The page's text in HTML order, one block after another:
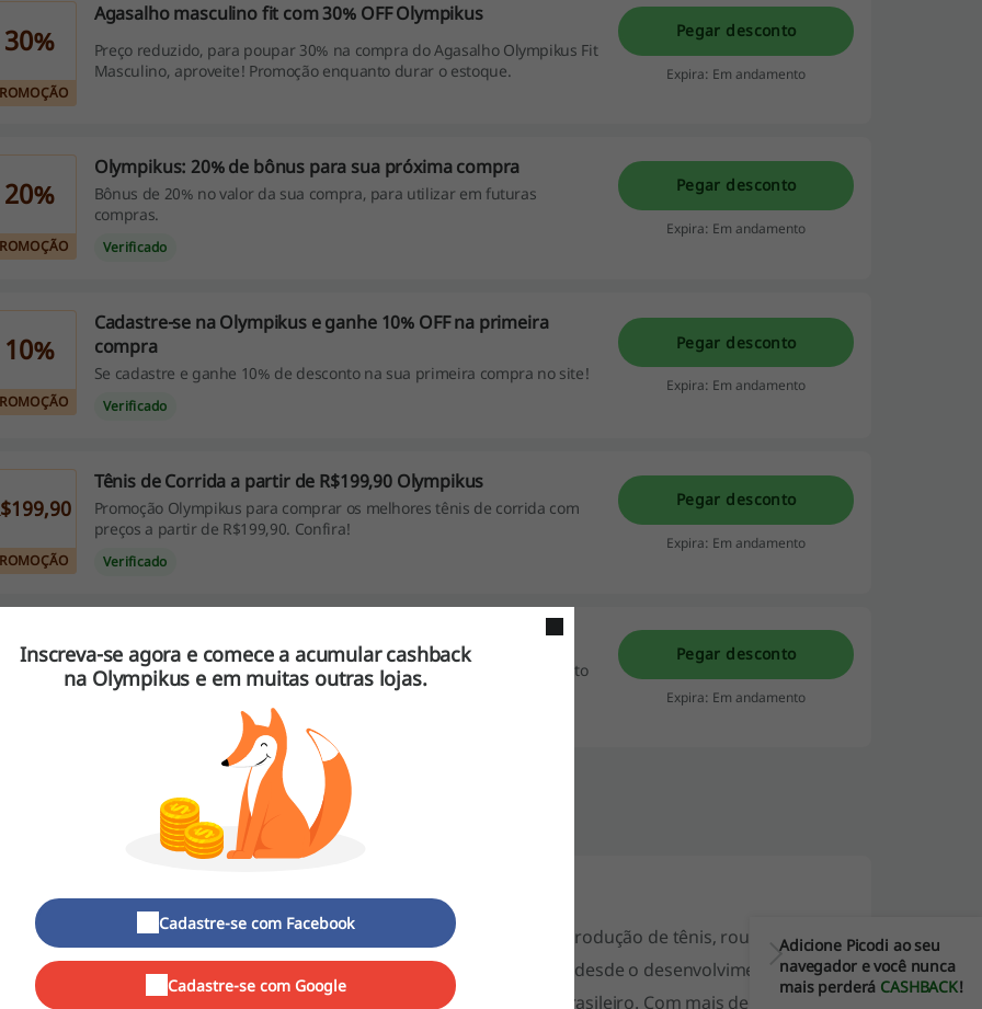
30%
Agasalho masculino fit com 30% OFF Olympikus
Preço reduzido, para poupar 30% na compra do Agasalho Olympikus Fit
Masculino, aproveite! Promoção enquanto durar o estoque.
Pegar desconto
Expira: Em andamento
20%
Olympikus: 20% de bônus para sua próxima compra
Bônus de 20% no valor da sua compra, para utilizar em futuras
compras.
Verificado
Pegar desconto
Expira: Em andamento
10%
Cadastre-se na Olympikus e ganhe 10% OFF na primeira
compra
Se cadastre e ganhe 10% de desconto na sua primeira compra no site!
Verificado
Pegar desconto
Expira: Em andamento
Tênis de Corrida a partir de R$199,90 Olympikus
Promoção Olympikus para comprar os melhores tênis de corrida com
preços a partir de R$199,90. Confira!
Verificado
Pegar desconto
Expira: Em andamento
Não perca essa oportunidade de economizar na Olympikus em Agosto
Pegar desconto
Expira: Em andamento
sobre Olympikus:
Brasil
é a maior marca esportiva do Brasil, reconhecida pela produção de tênis, roupas e
esportivos. A marca se destaca por ser completamente nacional, desde o desenvolvimento até a
garantindo que os produtos sejam feitos de brasileiro para brasileiro. Com mais de 17 mil
Adicione Picodi ao seu
navegador e você nunca
mais perderá CASHBACK!
Inscreva-se agora e comece a acumularcashback
na Olympikus e em muitas outras lojas.
Cadastre-se com Facebook
Cadastre-se com Google